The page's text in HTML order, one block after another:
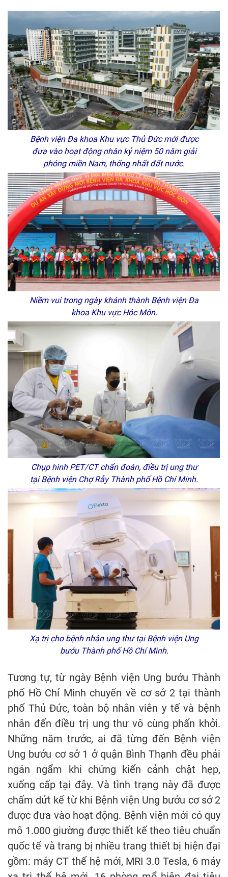
Bệnh viện Đa khoa Khu vực Thủ Đức mới được
đưa vào hoạt động nhân kỷ niệm 50 năm giải
phóng miền Nam, thống nhất đất nước.
Niềm vui trong ngày khánh thành Bệnh viện Đa
khoa Khu vực Hóc Môn.
Chụp hình PET/CT chẩn đoán, điều trị ung thư
tại Bệnh viện Chợ Rẫy Thành phố Hồ Chí Minh.
Xạ trị cho bệnh nhân ung thư tại Bệnh viện Ung
bướu Thành phố Hồ Chí Minh.
Tương tự, từ ngày Bệnh viện Ung bướu Thành
phố Hồ Chí Minh chuyển về cơ sở 2 tại thành
phố Thủ Đức, toàn bộ nhân viên y tế và bệnh
nhân đến điều trị ung thư vô cùng phấn khởi.
Những năm trước, ai đã từng đến Bệnh viện
Ung bướu cơ sở 1 ở quận Bình Thạnh đều phải
ngán ngẩm khi chứng kiến cảnh chật hẹp,
xuống cấp tại đây. Và tình trạng này đã được
chấm dứt kể từ khi Bệnh viện Ung bướu cơ sở 2
được đưa vào hoạt động. Bệnh viện mới có quy
mô 1.000 giường được thiết kế theo tiêu chuẩn
quốc tế và trang bị nhiều trang thiết bị hiện đại
gồm: máy CT thế hệ mới, MRI 3.0 Tesla, 6 máy